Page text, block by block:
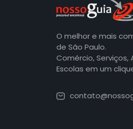
O melhor e mais
de São Paulo.
Comércio, Serviços,
Escolas em um